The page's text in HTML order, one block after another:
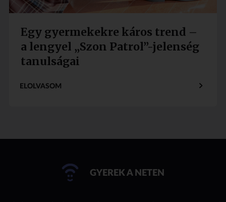
Egy gyermekekre káros trend –
a lengyel „Szon Patrol”-jelenség
tanulságai
ELOLVASOM
GYEREK A NETEN